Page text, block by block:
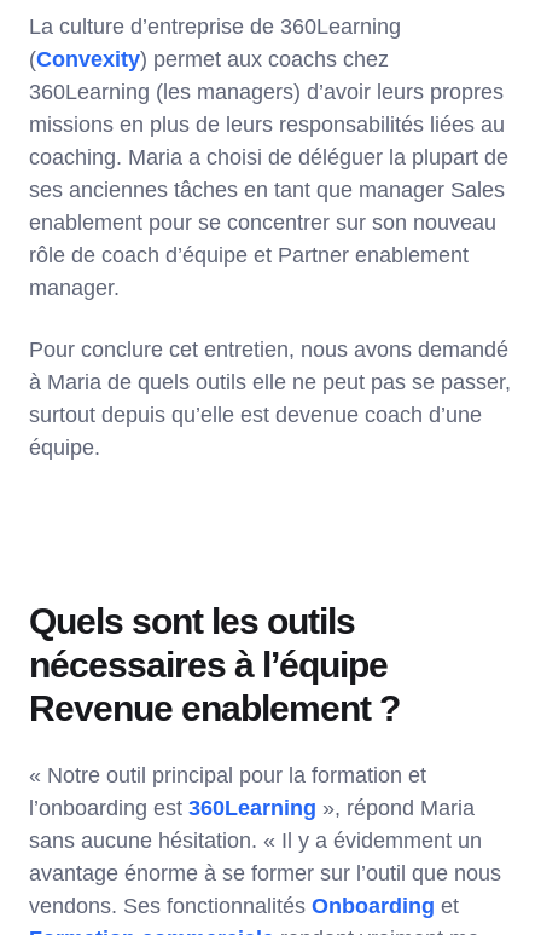
La culture d’entreprise de 360Learning
(Convexity) permet aux coachs chez
360Learning (les managers) d’avoir leurs propres
missions en plus de leurs responsabilités liées au
coaching. Maria a choisi de déléguer la plupart de
ses anciennes tâches en tant que manager Sales
enablement pour se concentrer sur son nouveau
rôle de coach d’équipe et Partner enablement
manager.
Pour conclure cet entretien, nous avons demandé
à Maria de quels outils elle ne peut pas se passer,
surtout depuis qu’elle est devenue coach d’une
équipe.
Quels sont les outils
nécessaires à l’équipe
Revenue enablement ?
« Notre outil principal pour la formation et
l’onboarding est 360Learning », répond Maria
sans aucune hésitation. « Il y a évidemment un
avantage énorme à se former sur l’outil que nous
vendons. Ses fonctionnalités Onboarding et